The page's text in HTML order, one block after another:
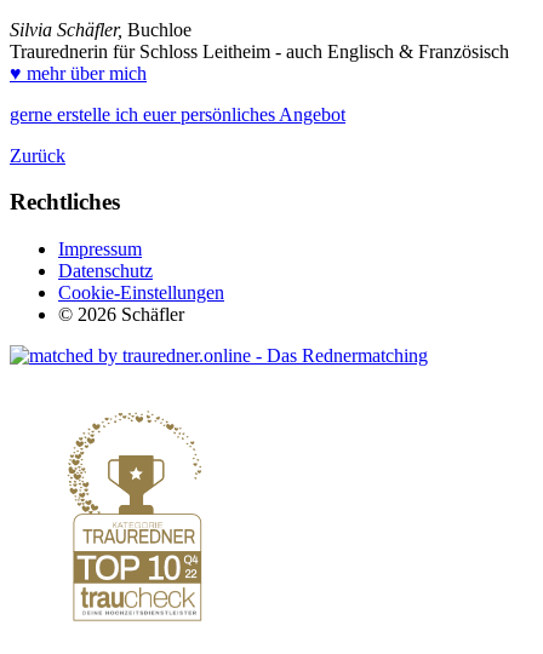
Silvia Schäfler, Buchloe
Traurednerin für Schloss Leitheim - auch Englisch & Französisch
♥ mehr über mich
gerne erstelle ich euer persönliches Angebot
Zurück
Rechtliches
Impressum
Datenschutz
Cookie-Einstellungen
© 2026 Schäfler